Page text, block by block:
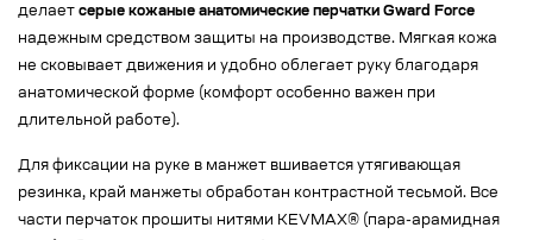
делает серые кожаные анатомические перчатки Gward Force
надежным средством защиты на производстве. Мягкая кожа
не сковывает движения и удобно облегает руку благодаря
анатомической форме (комфорт особенно важен при
длительной работе).
Для фиксации на руке в манжет вшивается утягивающая
резинка, край манжеты обработан контрастной тесьмой. Все
части перчаток прошиты нитями KEVMAX® (пара-арамидная